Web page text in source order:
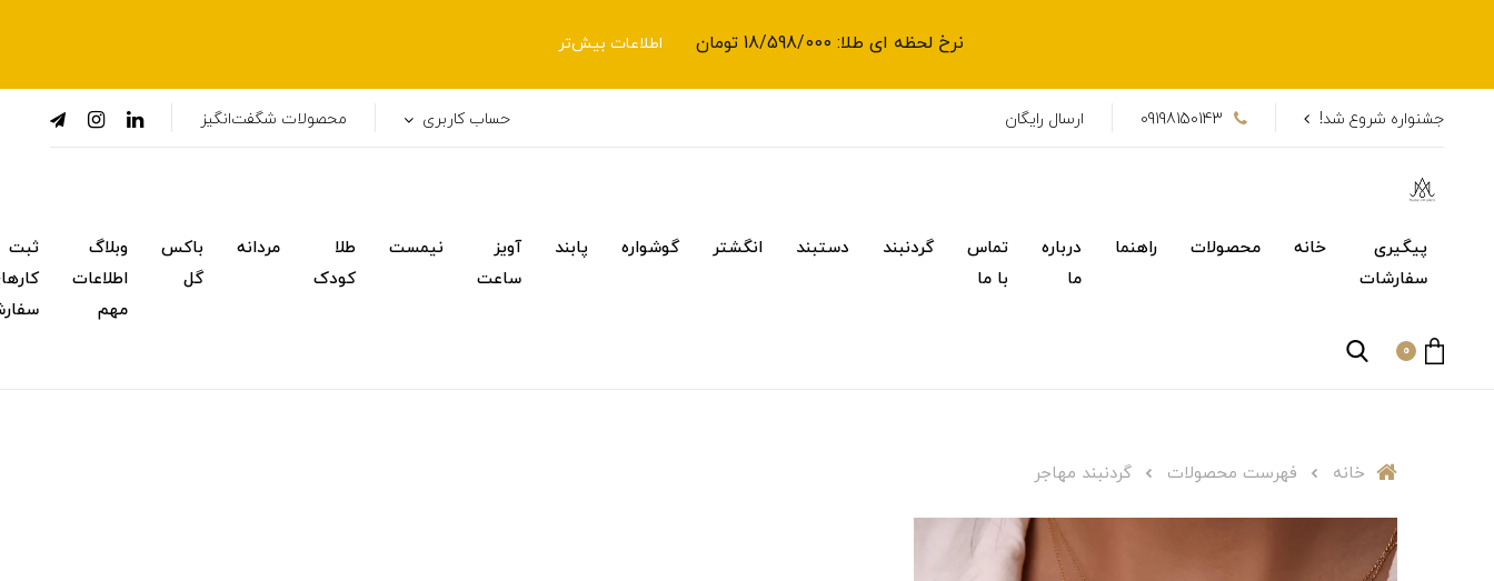
نرخ لحظه ای طلا: 18/598/000 تومان اطلاعات بیش‌تر
جشنواره شروع شد! 09198150143 ارسال رایگان حساب کاربری محصولات شگفت‌انگیز
پیگیری
سفارشات
خانه محصولات راهنما
درباره
ما
تماس
با ما
گردنبند دستبند انگشتر گوشواره پابند
آویز
ساعت
نیمست
طلا
کودک
مردانه
باکس
گل
وبلاگ
اطلاعات
مهم
ثبت
0
خانه فهرست محصولات گردنبند مهاجر